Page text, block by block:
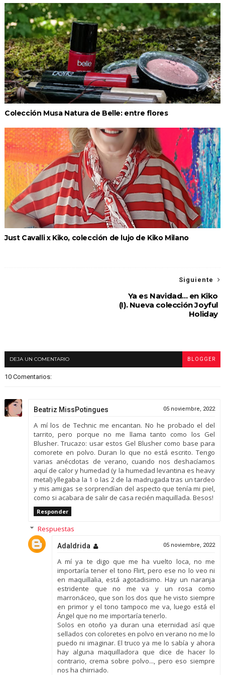
Colección Musa Natura de Belle: entre flores
Just Cavalli x Kiko, colección de lujo de Kiko Milano
Siguiente
Ya es Navidad... en Kiko
(I). Nueva colección Joyful
Holiday
DEJA UN COMENTARIO BLOGGER
10 Comentarios:
Beatriz MissPotingues 05 noviembre, 2022
A mí los de Technic me encantan. No he probado el del
tarrito, pero porque no me llama tanto como los Gel
Blusher. Trucazo: usar estos Gel Blusher como base para
comorete en polvo. Duran lo que no está escrito. Tengo
varias anécdotas de verano, cuando nos deshacíamos
aquí de calor y humedad (y la humedad levantina es heavy
metal) yllegaba la 1 o las 2 de la madrugada tras un tardeo
y mis amigas se sorprendían del aspecto que tenía mi piel,
como si acabara de salir de casa recién maquillada. Besos!
Responder
Respuestas
Adaldrida 05 noviembre, 2022
A mí ya te digo que me ha vuelto loca, no me
importaría tener el tono Flirt, pero ese no lo veo ni
en maquillalia, está agotadisimo. Hay un naranja
estridente que no me va y un rosa como
marronáceo, que son los dos que he visto siempre
en primor y el tono tampoco me va, luego está el
Ángel que no me importaría tenerlo.
Solos en otoño ya duran una eternidad así que
sellados con coloretes en polvo en verano no me lo
puedo ni imaginar. El truco ya me lo sabía y ahora
hay alguna maquilladora que dice de hacer lo
contrario, crema sobre polvo..., pero eso siempre
nos ha chirriado.